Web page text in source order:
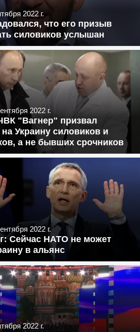
2022 г.
что его призыв
силовиков услышан
2022 г.
"Вагнер" призвал
Украину силовиков и
а не бывших срочников
2022 г.
Сейчас НАТО не может
в альянс
2022 г.